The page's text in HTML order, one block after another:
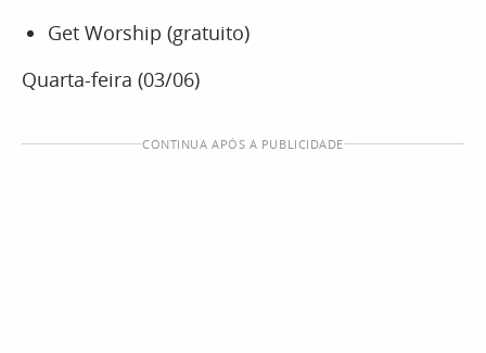
Get Worship (gratuito)
Quarta-feira (03/06)
CONTINUA APÓS A PUBLICIDADE